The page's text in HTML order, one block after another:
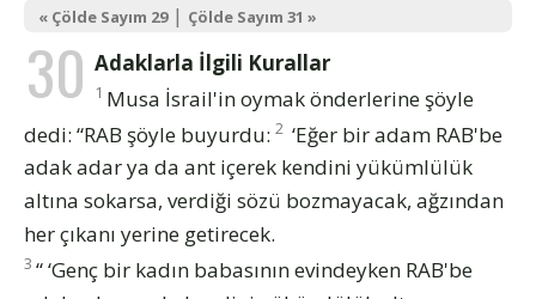
« Çölde Sayım 29| Çölde Sayım 31 »
30 Adaklarla İlgili Kurallar
1 Musa İsrail'in oymak önderlerine şöyle
dedi: “RAB şöyle buyurdu: 2 ‘Eğer bir adam RAB'be
adak adar ya da ant içerek kendini yükümlülük
altına sokarsa, verdiği sözü bozmayacak, ağzından
her çıkanı yerine getirecek.
3 “ ‘Genç bir kadın babasının evindeyken RAB'be